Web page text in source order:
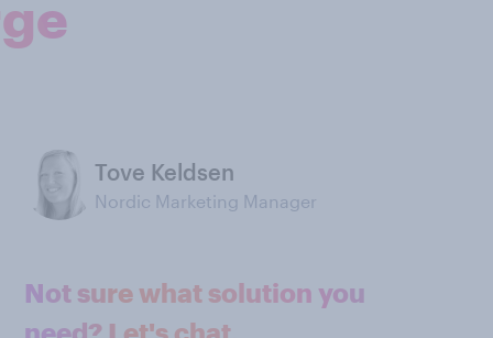
Tove Keldsen
Nordic Marketing Manager
Not sure what solution you